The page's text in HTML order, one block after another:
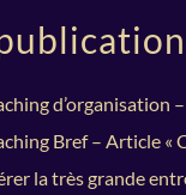
d’organisation
Bref – Article «
la très grande